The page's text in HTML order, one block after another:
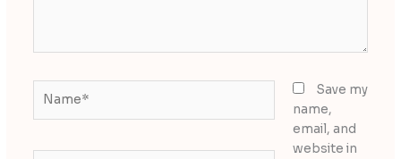
Save my
name,
email, and
website in